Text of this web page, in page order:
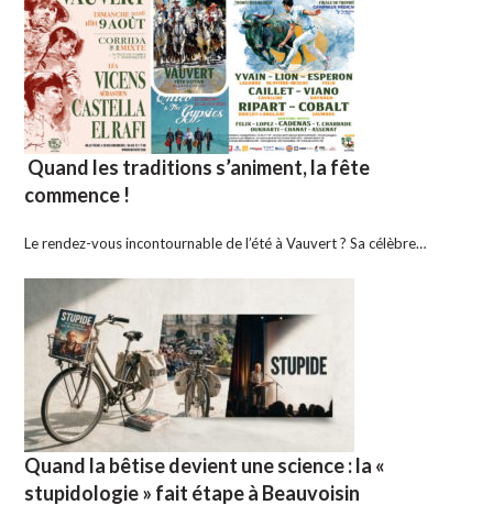
Quand les traditions s’animent, la fête
commence !
Le rendez-vous incontournable de l’été à Vauvert ? Sa célèbre…
Quand la bêtise devient une science : la «
stupidologie » fait étape à Beauvoisin